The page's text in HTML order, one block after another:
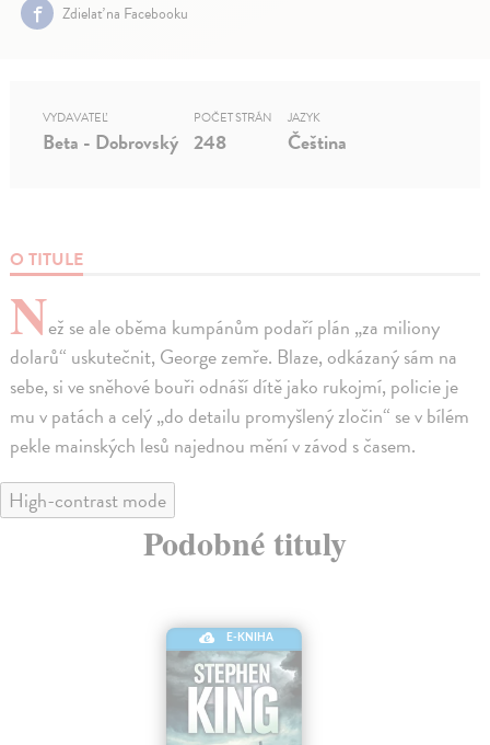
Zdielať na Facebooku
O TITULE
Než se ale oběma kumpánům podaří plán „za miliony
dolarů“ uskutečnit, George zemře. Blaze, odkázaný sám na
sebe, si ve sněhové bouři odnáší dítě jako rukojmí, policie je
mu v patách a celý „do detailu promyšlený zločin“ se v bílém
pekle mainských lesů najednou mění v závod s časem.
VYDAVATEĽ
Beta - Dobrovský
POČET STRÁN
248
JAZYK
Čeština
High-contrast mode
Podobné tituly
E-KNIHA